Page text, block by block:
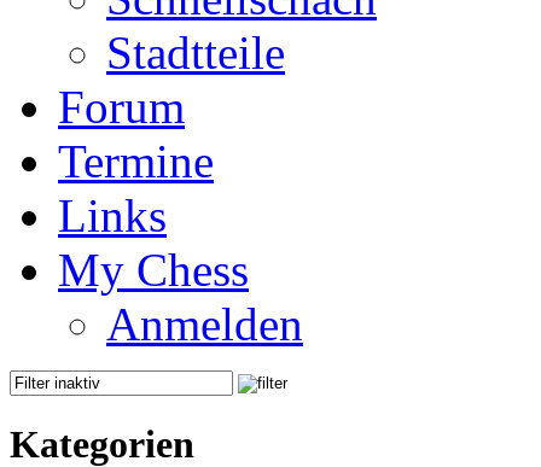
Stadtteile
Forum
Termine
Links
My Chess
Anmelden
Kategorien